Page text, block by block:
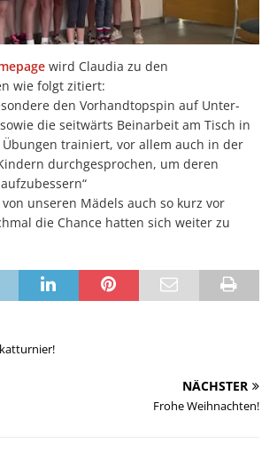
wird Claudia zu den
wie folgt zitiert:
den Vorhandtopspin auf Unter-
die seitwärts Beinarbeit am Tisch in
trainiert, vor allem auch in der
durchgesprochen, um deren
unseren Mädels auch so kurz vor
die Chance hatten sich weiter zu
NÄCHSTER
Frohe Weihnachten!